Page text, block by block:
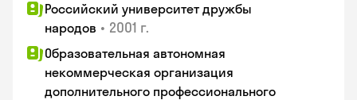
Российский университет дружбы
народов • 2001 г.
Образовательная автономная
некоммерческая организация
дополнительного профессионального